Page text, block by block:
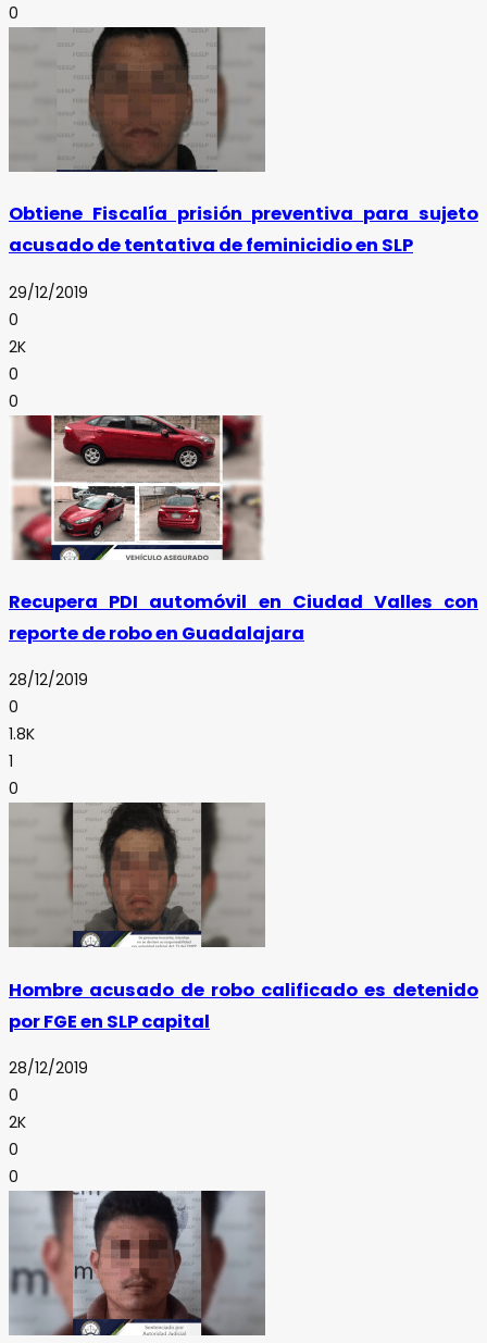
0
Obtiene Fiscalía prisión preventiva para sujeto
acusado de tentativa de feminicidio en SLP
29/12/2019
0
2K
0
0
Recupera PDI automóvil en Ciudad Valles con
reporte de robo en Guadalajara
28/12/2019
0
1.8K
1
0
Hombre acusado de robo calificado es detenido
por FGE en SLP capital
28/12/2019
0
2K
0
0